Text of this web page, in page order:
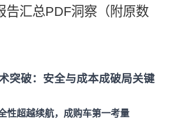
告汇总PDF洞察（附原数
突破：安全与成本成破局关键
性超越续航，成购车第一考量